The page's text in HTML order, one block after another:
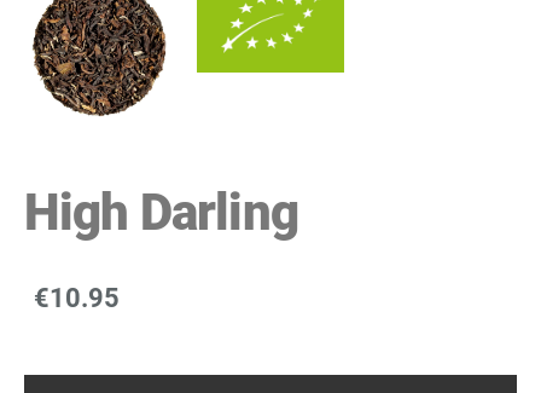
High Darling
€10.95